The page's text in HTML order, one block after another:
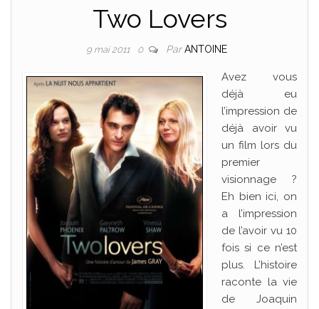
Two Lovers
9 mai 2011 0 ParANTOINE
Avez vous
déjà eu
l’impression de
déjà avoir vu
un film lors du
premier
visionnage ?
Eh bien ici, on
a l’impression
de l’avoir vu 10
fois si ce n’est
plus. L’histoire
raconte la vie
de Joaquin